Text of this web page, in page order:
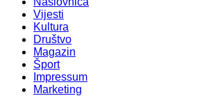
Vijesti
Kultura
Društvo
Magazin
Šport
Impressum
Marketing